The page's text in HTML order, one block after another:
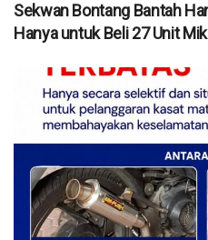
Sekwan Bontang Bantah
Hanya untuk Beli 27 Unit